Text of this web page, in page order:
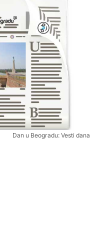
Dan u Beogradu: Vesti dana